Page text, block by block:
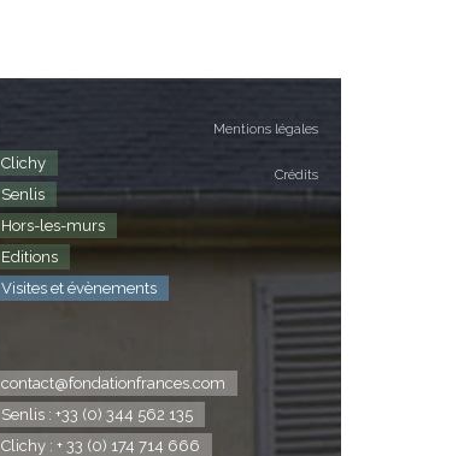
Mentions légales
Crédits
Clichy
Senlis
Hors-les-murs
Editions
Visites et évènements
contact@fondationfrances.com
Senlis : +33 (0) 344 562 135
Clichy : + 33 (0) 174 714 666